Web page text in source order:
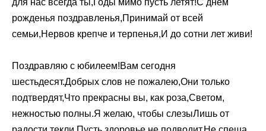
для нас всегда ты,Годы мимо пусть летят!С днем
рожденья поздравленья,Принимай от всей
семьи,Нервов крепче и терпенья,И до сотни лет живи!
Поздравляю с юбилеем!Вам сегодня
шестьдесят.Добрых слов не пожалею,Они только
подтвердят,Что прекрасны вы, как роза,Светом,
нежностью полны.Я желаю, чтобы слезыЛишь от